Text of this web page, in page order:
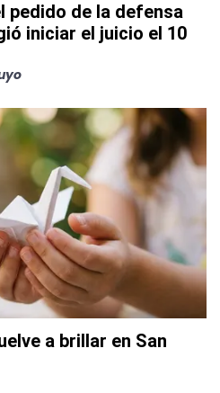
pedido de la defensa
iniciar el juicio el 10
a brillar en San